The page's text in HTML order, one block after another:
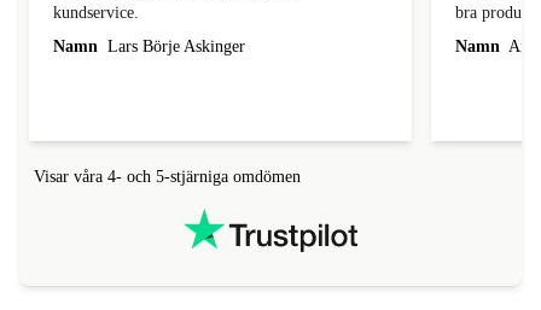
kundservice.
Namn Lars Börje Askinger
bra produkt
Namn
Visar våra 4- och 5-stjärniga omdömen